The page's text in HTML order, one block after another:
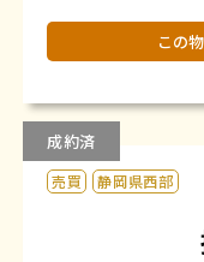
この
成約済
売買 静岡県西部